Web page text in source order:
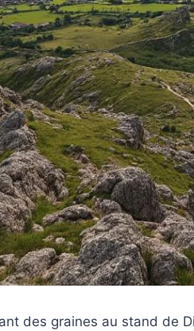
des graines au stand de